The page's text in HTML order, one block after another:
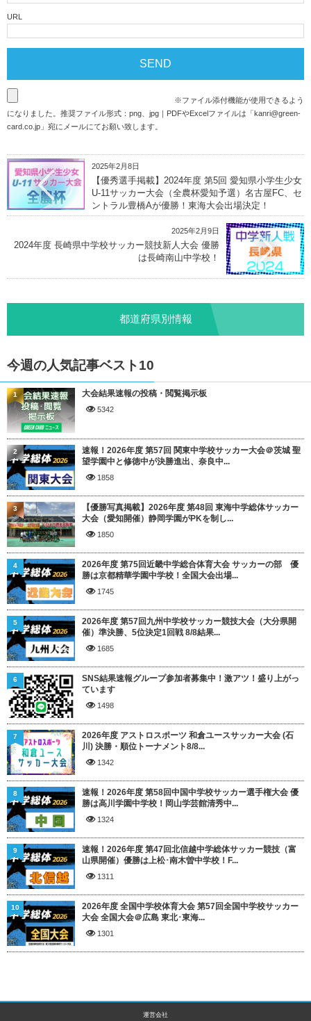
URL
※ファイル添付機能が使用できるよう
になりました。推奨ファイル形式：png、jpg｜PDFやExcelファイルは「kanri@green-
card.co.jp 」宛にメールにてお願い致します。
2025年2月8日
【優秀選手掲載】2024年度 第5回 愛知県小学生少女
U-11サッカー大会（全農杯愛知予選）名古屋FC、セ
ントラル豊橋Aが優勝！東海大会出場決定！
2025年2月9日
2024年度 長崎県中学校サッカー競技新人大会 優勝
は長崎南山中学校！
都道府県別情報
今週の人気記事ベスト10
大会結果速報の投稿・閲覧掲示板
5342
1
速報！2026年度 第57回 関東中学校サッカー大会＠茨城 聖
望学園中と修徳中が決勝進出、奈良中...
1858
2
【優勝写真掲載】2026年度 第48回 東海中学総体サッカー
大会（愛知開催）静岡学園がPKを制し...
1850
3
2026年度 第75回近畿中学総合体育大会 サッカーの部 優
勝は京都精華学園中学校！全国大会出場...
1745
4
2026年度 第57回九州中学校サッカー競技大会（大分県開
催）準決勝、5位決定1回戦 8/8結果...
1685
5
SNS結果速報グループ参加者募集中！激アツ！盛り上がっ
ています
1498
6
2026年度 アストロスポーツ 和倉ユースサッカー大会 (石
川) 決勝・順位トーナメント8/8...
1342
7
速報！2026年度 第58回中国中学校サッカー選手権大会 優
勝は高川学園中学校！岡山学芸館清秀中...
1324
8
速報！2026年度 第47回北信越中学総体サッカー競技（富
山県開催）優勝は上松･南木曽中学校！F...
1311
9
2026年度 全国中学校体育大会 第57回全国中学校サッカー
大会 全国大会＠広島 東北･東海...
1301
10
運営会社